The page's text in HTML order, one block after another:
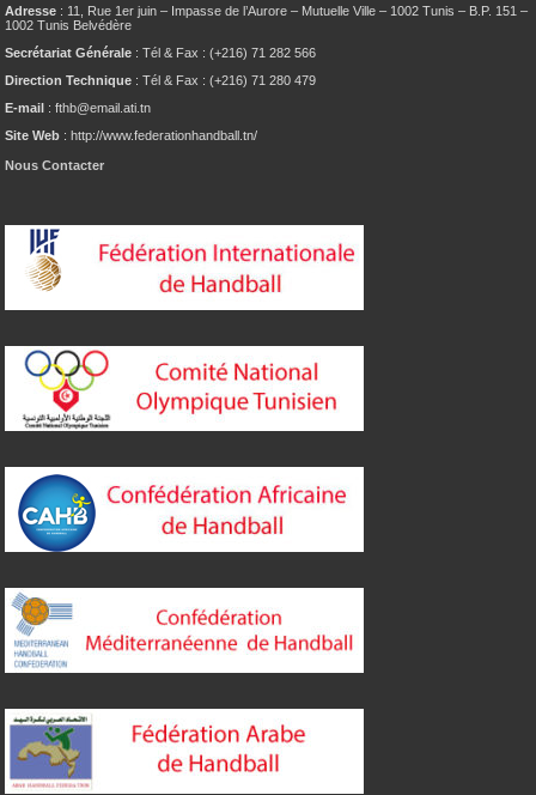
Adresse : 11, Rue 1er juin – Impasse de l’Aurore – Mutuelle Ville – 1002 Tunis – B.P. 151 –
1002 Tunis Belvédère
Secrétariat Générale : Tél & Fax : (+216) 71 282 566
Direction Technique : Tél & Fax : (+216) 71 280 479
E-mail : fthb@email.ati.tn
Site Web : http://www.federationhandball.tn/
Nous Contacter